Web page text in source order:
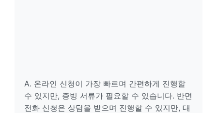
A. 온라인 신청이 가장 빠르며 간편하게 진행할
수 있지만, 증빙 서류가 필요할 수 있습니다. 반면
전화 신청은 상담을 받으며 진행할 수 있지만, 대